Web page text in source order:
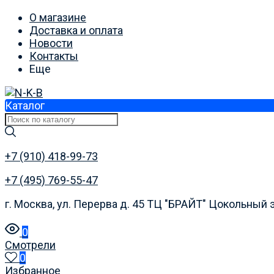
О магазине
Доставка и оплата
Новости
Контакты
Еще
Каталог
+7 (910) 418-99-73
+7 (495) 769-55-47
г. Москва, ул. Перерва д. 45 ТЦ "БРАЙТ" Цокольный
0
Смотрели
0
Избранное